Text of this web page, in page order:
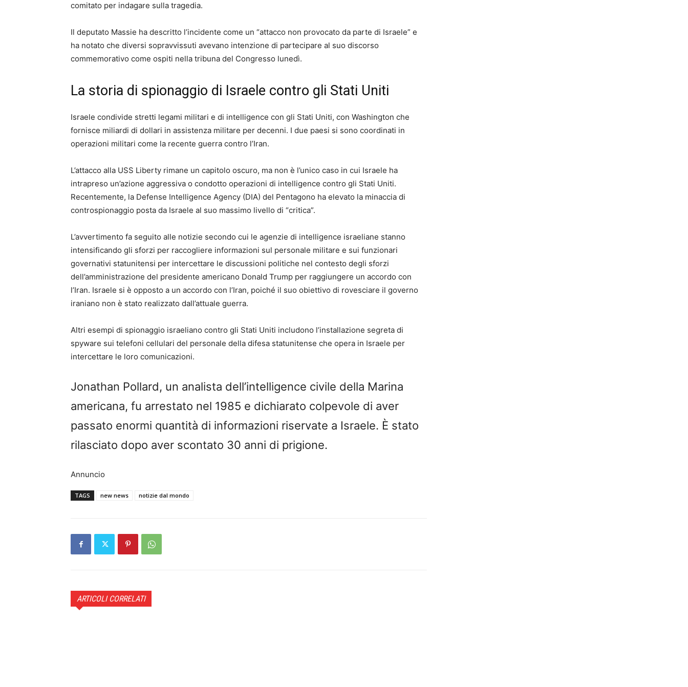
comitato per indagare sulla tragedia.
Il deputato Massie ha descritto l’incidente come un “attacco non provocato da parte di Israele” e
ha notato che diversi sopravvissuti avevano intenzione di partecipare al suo discorso
commemorativo come ospiti nella tribuna del Congresso lunedì.
La storia di spionaggio di Israele contro gli Stati Uniti
Israele condivide stretti legami militari e di intelligence con gli Stati Uniti, con Washington che
fornisce miliardi di dollari in assistenza militare per decenni. I due paesi si sono coordinati in
operazioni militari come la recente guerra contro l’Iran.
L’attacco alla USS Liberty rimane un capitolo oscuro, ma non è l’unico caso in cui Israele ha
intrapreso un’azione aggressiva o condotto operazioni di intelligence contro gli Stati Uniti.
Recentemente, la Defense Intelligence Agency (DIA) del Pentagono ha elevato la minaccia di
controspionaggio posta da Israele al suo massimo livello di “critica”.
L’avvertimento fa seguito alle notizie secondo cui le agenzie di intelligence israeliane stanno
intensificando gli sforzi per raccogliere informazioni sul personale militare e sui funzionari
governativi statunitensi per intercettare le discussioni politiche nel contesto degli sforzi
dell’amministrazione del presidente americano Donald Trump per raggiungere un accordo con
l’Iran. Israele si è opposto a un accordo con l’Iran, poiché il suo obiettivo di rovesciare il governo
iraniano non è stato realizzato dall’attuale guerra.
Altri esempi di spionaggio israeliano contro gli Stati Uniti includono l’installazione segreta di
spyware sui telefoni cellulari del personale della difesa statunitense che opera in Israele per
intercettare le loro comunicazioni.
Jonathan Pollard, un analista dell’intelligence civile della Marina
americana, fu arrestato nel 1985 e dichiarato colpevole di aver
passato enormi quantità di informazioni riservate a Israele. È stato
rilasciato dopo aver scontato 30 anni di prigione.
Annuncio
TAGS new news notizie dal mondo
ARTICOLI CORRELATI